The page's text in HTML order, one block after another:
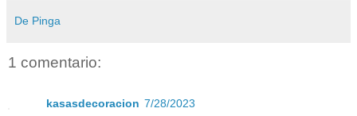
De Pinga
1 comentario:
kasasdecoracion 7/28/2023